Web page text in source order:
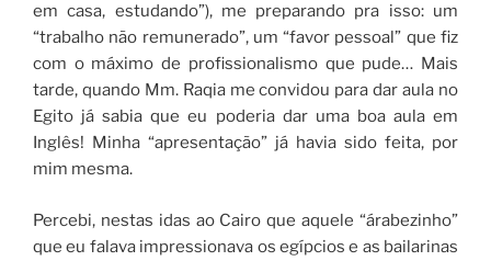
em casa, estudando”), me preparando pra isso: um
“trabalho não remunerado”, um “favor pessoal” que fiz
com o máximo de profissionalismo que pude… Mais
tarde, quando Mm. Raqia me convidou para dar aula no
Egito já sabia que eu poderia dar uma boa aula em
Inglês! Minha “apresentação” já havia sido feita, por
mim mesma.
Percebi, nestas idas ao Cairo que aquele “árabezinho”
que eu falava impressionava os egípcios e as bailarinas